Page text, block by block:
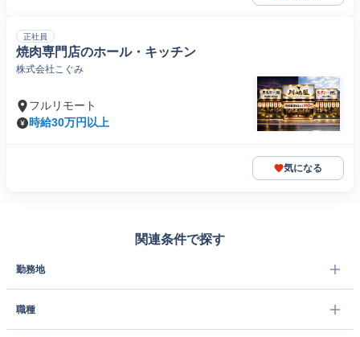
正社員
焼肉専門店のホール・キッチン
株式会社こぐみ
フルリモート
時給30万円以上
気になる
関連条件で探す
勤務地
職種